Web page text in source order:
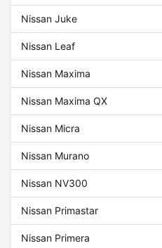
Nissan Juke
Nissan Leaf
Nissan Maxima
Nissan Maxima QX
Nissan Micra
Nissan Murano
Nissan NV300
Nissan Primastar
Nissan Primera